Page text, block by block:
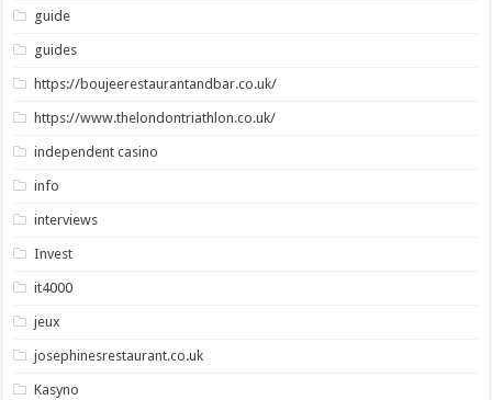
guide
guides
https://boujeerestaurantandbar.co.uk/
https://www.thelondontriathlon.co.uk/
independent casino
info
interviews
Invest
it4000
jeux
josephinesrestaurant.co.uk
Kasyno